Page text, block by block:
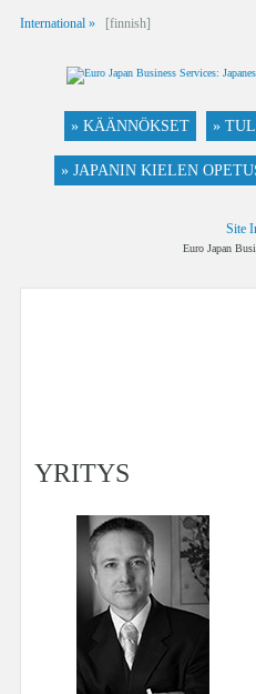
International » [finnish]
» KÄÄNNÖKSET »
» JAPANIN KIELEN
Site
Euro Japan
YRITYS